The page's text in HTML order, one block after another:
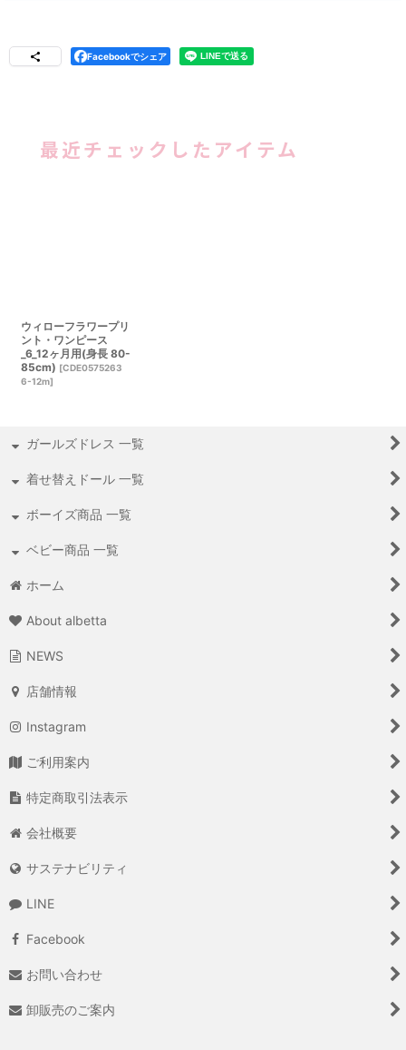
Facebookでシェア
最近チェックしたアイテム
ウィローフラワープリ
ント・ワンピース
_6_12ヶ月用(身長 80-
85cm) [CDE0575263
6-12m]
ガールズドレス 一覧
着せ替えドール 一覧
ボーイズ商品 一覧
ベビー商品 一覧
ホーム
About albetta
NEWS
店舗情報
Instagram
ご利用案内
特定商取引法表示
会社概要
サステナビリティ
LINE
Facebook
お問い合わせ
卸販売のご案内